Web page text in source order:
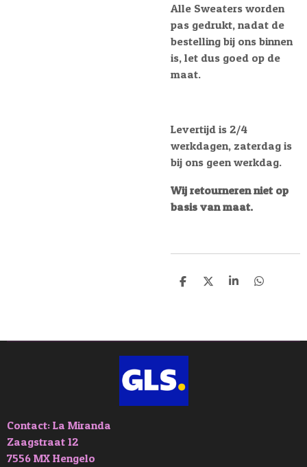
Alle Sweaters worden
pas gedrukt, nadat de
bestelling bij ons binnen
is, let dus goed op de
maat.
Levertijd is 2/4
werkdagen, zaterdag is
bij ons geen werkdag.
Wij retourneren niet op
basis van maat.
D
D
S
D
Contact: La Miranda
Zaagstraat 12
7556 MX Hengelo